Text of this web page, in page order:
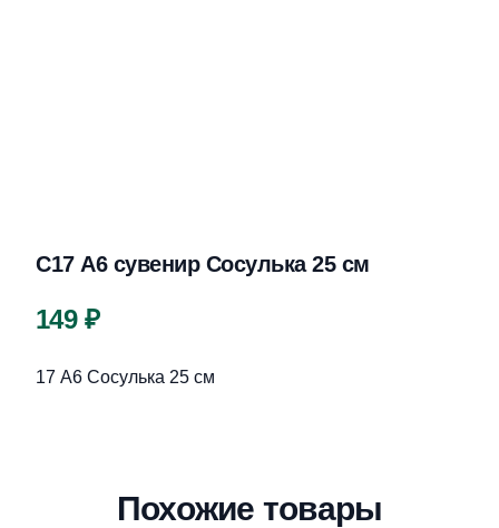
С17 А6 сувенир Сосулька 25 см
149 ₽
Описание
17 А6 Сосулька 25 см
Похожие товары